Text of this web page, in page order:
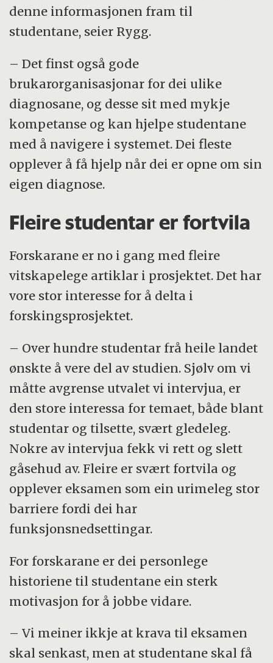
denne informasjonen fram til
studentane, seier Rygg.
– Det finst også gode
brukarorganisasjonar for dei ulike
diagnosane, og desse sit med mykje
kompetanse og kan hjelpe studentane
med å navigere i systemet. Dei fleste
opplever å få hjelp når dei er opne om sin
eigen diagnose.
Fleire studentar er fortvila
Forskarane er no i gang med fleire
vitskapelege artiklar i prosjektet. Det har
vore stor interesse for å delta i
forskingsprosjektet.
– Over hundre studentar frå heile landet
ønskte å vere del av studien. Sjølv om vi
måtte avgrense utvalet vi intervjua, er
den store interessa for temaet, både blant
studentar og tilsette, svært gledeleg.
Nokre av intervjua fekk vi rett og slett
gåsehud av. Fleire er svært fortvila og
opplever eksamen som ein urimeleg stor
barriere fordi dei har
funksjonsnedsettingar.
For forskarane er dei personlege
historiene til studentane ein sterk
motivasjon for å jobbe vidare.
– Vi meiner ikkje at krava til eksamen
skal senkast, men at studentane skal få